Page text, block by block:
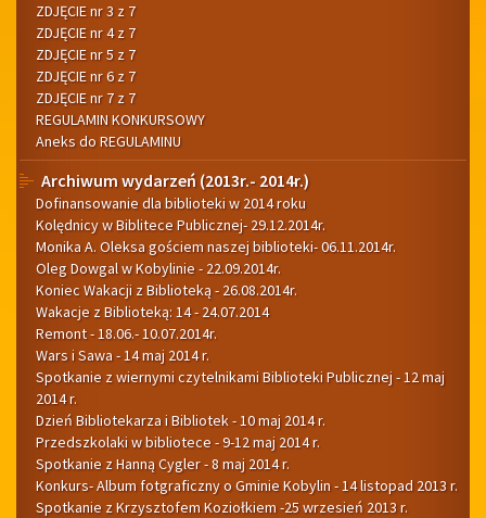
ZDJĘCIE nr 3 z 7
ZDJĘCIE nr 4 z 7
ZDJĘCIE nr 5 z 7
ZDJĘCIE nr 6 z 7
ZDJĘCIE nr 7 z 7
REGULAMIN KONKURSOWY
Aneks do REGULAMINU
Archiwum wydarzeń (2013r.- 2014r.)
Dofinansowanie dla biblioteki w 2014 roku
Kolędnicy w Biblitece Publicznej- 29.12.2014r.
Monika A. Oleksa gościem naszej biblioteki- 06.11.2014r.
Oleg Dowgal w Kobylinie - 22.09.2014r.
Koniec Wakacji z Biblioteką - 26.08.2014r.
Wakacje z Biblioteką: 14 - 24.07.2014
Remont - 18.06.- 10.07.2014r.
Wars i Sawa - 14 maj 2014 r.
Spotkanie z wiernymi czytelnikami Biblioteki Publicznej - 12 maj
2014 r.
Dzień Bibliotekarza i Bibliotek - 10 maj 2014 r.
Przedszkolaki w bibliotece - 9-12 maj 2014 r.
Spotkanie z Hanną Cygler - 8 maj 2014 r.
Konkurs- Album fotgraficzny o Gminie Kobylin - 14 listopad 2013 r.
Spotkanie z Krzysztofem Koziołkiem -25 wrzesień 2013 r.